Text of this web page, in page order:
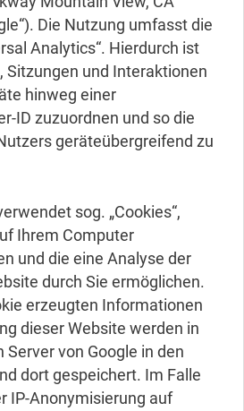
Die Nutzung umfasst die
Analytics“. Hierdurch ist
Sitzungen und Interaktionen
hinweg einer
ID zuzuordnen und so die
geräteübergreifend zu
sog. „Cookies“,
Ihrem Computer
und die eine Analyse der
durch Sie ermöglichen.
erzeugten Informationen
dieser Website werden in
Server von Google in den
dort gespeichert. Im Falle
IP-Anonymisierung auf